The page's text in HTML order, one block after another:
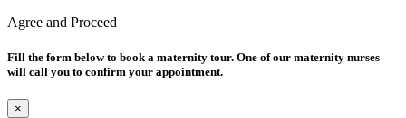
Agree and Proceed
Fill the form below to book a maternity tour. One of our maternity nurses
will call you to confirm your appointment.
×